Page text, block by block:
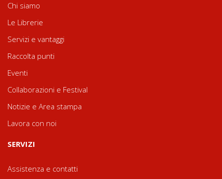
Chi siamo
Le Librerie
Servizi e vantaggi
Raccolta punti
Eventi
Collaborazioni e Festival
Notizie e Area stampa
Lavora con noi
SERVIZI
Assistenza e contatti